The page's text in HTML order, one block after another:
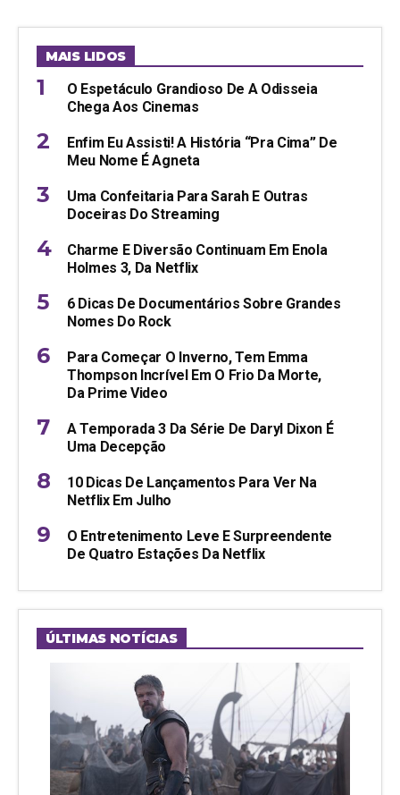
MAIS LIDOS
O Espetáculo Grandioso De A Odisseia
Chega Aos Cinemas
Enfim Eu Assisti! A História “pra Cima” De
Meu Nome É Agneta
Uma Confeitaria Para Sarah E Outras
Doceiras Do Streaming
Charme E Diversão Continuam Em Enola
Holmes 3, Da Netflix
6 Dicas De Documentários Sobre Grandes
Nomes Do Rock
Para Começar O Inverno, Tem Emma
Thompson Incrível Em O Frio Da Morte,
Da Prime Video
A Temporada 3 Da Série De Daryl Dixon É
Uma Decepção
10 Dicas De Lançamentos Para Ver Na
Netflix Em Julho
O Entretenimento Leve E Surpreendente
De Quatro Estações Da Netflix
ÚLTIMAS NOTÍCIAS